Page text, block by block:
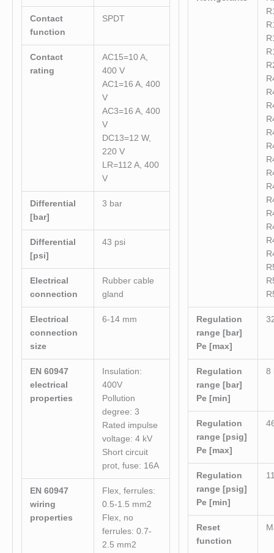
Contact
function
SPDT
Contact
rating
AC15=10 A,
400 V
AC1=16 A, 400
V
AC3=16 A, 400
V
DC13=12 W,
220 V
LR=112 A, 400
V
Differential
[bar]
3 bar
Differential
[psi]
43 psi
Electrical
connection
Rubber cable
gland
Electrical
connection
size
6-14 mm
EN 60947
electrical
properties
Insulation:
400V
Pollution
degree: 3
Rated impulse
voltage: 4 kV
Short circuit
prot, fuse: 16A
EN 60947
wiring
properties
Flex, ferrules:
0.5-1.5 mm2
Flex, no
ferrules: 0.7-
2.5 mm2
Regulation
range [bar]
Pe [max]
Regulation
range [bar]
Pe [min]
8
Regulation
range [psig]
Pe [max]
Regulation
range [psig]
Pe [min]
Reset
function